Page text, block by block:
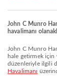
John C Munro
havalimanı
John C Munro Hamilton Uluslararası Havalimanı, seyahatinizi daha konforlu
hale getirmek için
düzenleriyle ilgili
Havalimanı